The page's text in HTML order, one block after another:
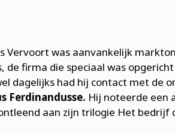
Vervoort was aanvankelijk
de firma die speciaal was
dagelijks had hij contact met de
Ferdinandusse. Hij noteerde een
aan zijn trilogie Het bedrijf